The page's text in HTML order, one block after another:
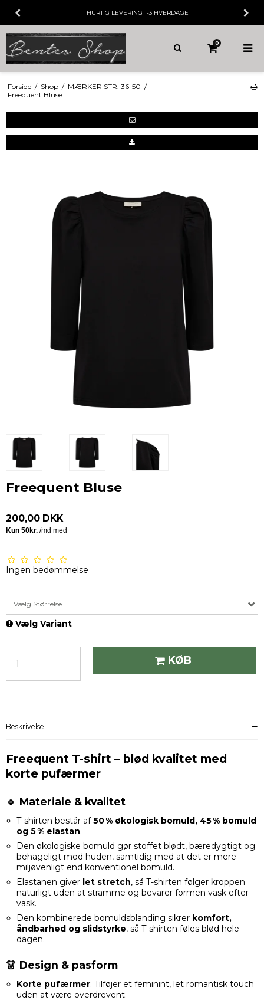
HURTIG LEVERING 1-3 HVERDAGE
0
Forside / Shop / MÆRKER STR. 36-50 /
Freequent Bluse
Freequent Bluse
200,00 DKK
Ingen bedømmelse
Vælg Størrelse
Vælg Variant
KØB
Beskrivelse
Freequent T-shirt – blød kvalitet med
korte pufærmer
🔹 Materiale & kvalitet
T-shirten består af50 % økologisk bomuld, 45 % bomuld
og 5 % elastan.
Den økologiske bomuld gør stoffet blødt, bæredygtigt og
behageligt mod huden, samtidig med at det er mere
miljøvenligt end konventionel bomuld.
Elastanen giver let stretch, så T-shirten følger kroppen
naturligt uden at stramme og bevarer formen vask efter
vask.
Den kombinerede bomuldsblanding sikrer komfort,
åndbarhed og slidstyrke, så T-shirten føles blød hele
dagen.
👗 Design & pasform
Korte pufærmer: Tilføjer et feminint, let romantisk touch
uden at være overdrevent.